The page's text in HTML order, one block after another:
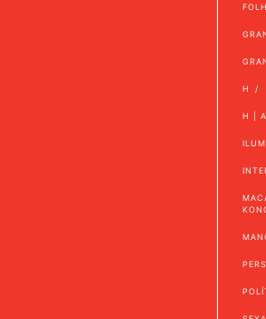
H
H |